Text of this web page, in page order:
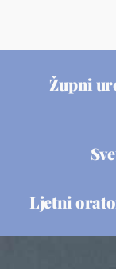
Župni
Ljetni